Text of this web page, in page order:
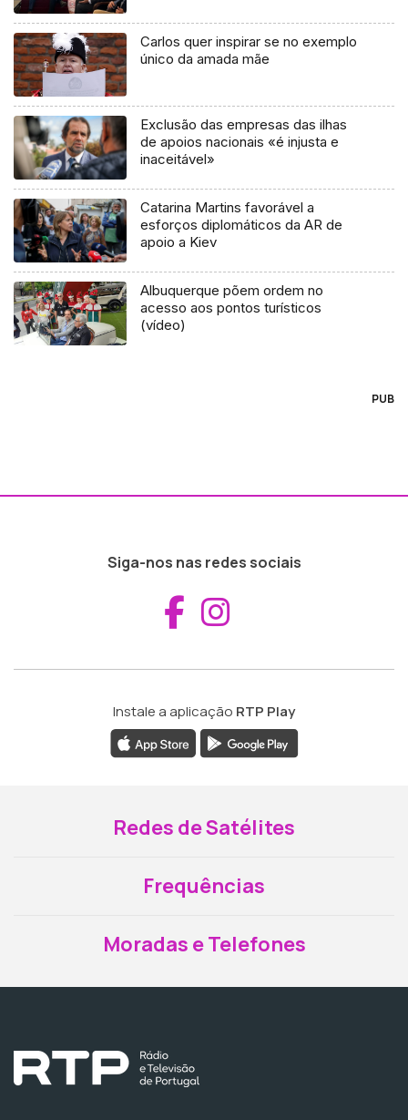
Carlos quer inspirar se no exemplo
único da amada mãe
Exclusão das empresas das ilhas
de apoios nacionais «é injusta e
inaceitável»
Catarina Martins favorável a
esforços diplomáticos da AR de
apoio a Kiev
Albuquerque põem ordem no
acesso aos pontos turísticos
(vídeo)
PUB
Siga-nos nas redes sociais
Aceder ao
Instale a aplicação RTP Play
Redes de Satélites
Frequências
Moradas e Telefones